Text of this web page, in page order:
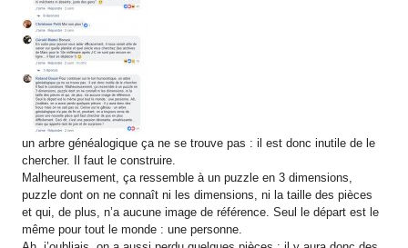
un arbre généalogique ça ne se trouve pas : il est donc inutile de le
chercher. Il faut le construire.
Malheureusement, ça ressemble à un puzzle en 3 dimensions,
puzzle dont on ne connaît ni les dimensions, ni la taille des pièces
et qui, de plus, n’a aucune image de référence. Seul le départ est le
même pour tout le monde : une personne.